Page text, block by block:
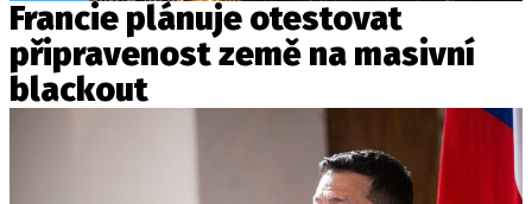
Francie plánuje otestovat
připravenost země na masivní
blackout